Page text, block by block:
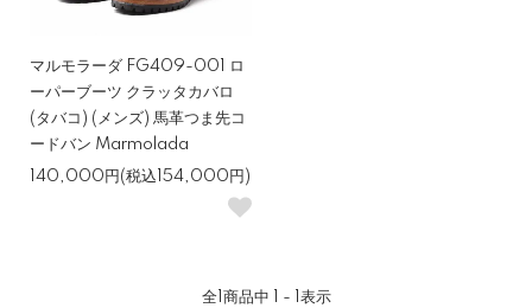
マルモラーダ FG409-001 ロ
ーパーブーツ クラッタカバロ
(タバコ) (メンズ) 馬革つま先コ
ードバン Marmolada
140,000円(税込154,000円)
全1 商品中 1 - 1 表示